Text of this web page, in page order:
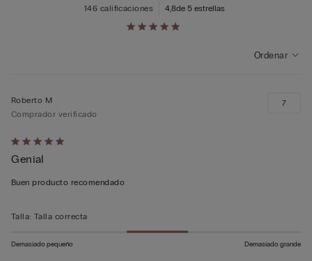
4,8de 5 estrellas
146 calificaciones
Ordenar
Calificación
de
5
5
Roberto M
Comprador verificado
Genial
Buen producto recomendado
7
Talla: Talla correcta
Demasiado pequeño Demasiado grande